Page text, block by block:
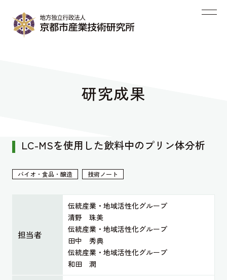
研究成果
LC-MSを使用した飲料中のプリン体分析
バイオ・食品・醸造 技術ノート
担当者
伝統産業・地域活性化グループ
清野 珠美
伝統産業・地域活性化グループ
田中 秀典
伝統産業・地域活性化グループ
和田 潤